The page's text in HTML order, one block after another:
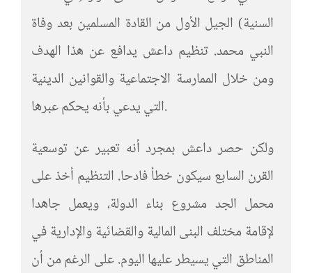
السنية) الجيل الأول من القادة المسلمين بعد وفاة
النبي محمد. تنظيم داعش يدافع عن هذا الهدف
ومن خلال الممارسة الاجتماعية والقوانين الدينية
التي يدعي بأنه يحكم عبرها.
ولكن حصر داعش بمجرد أنه تعبير عن توسعية
القرن السابع سيكون خطأ فادحا. التنظيم أخذ على
محمل الجد مشروع بناء الدولة، ويعمل جاهدا
لإقامة مختلف البنى المالية والقضائية والإدارية في
المناطق التي يسيطر عليها اليوم. على الرغم من أن